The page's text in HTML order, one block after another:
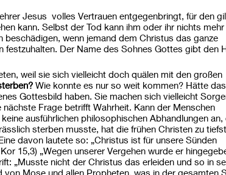
Jesus volles Vertrauen entgegenbringt, für den
kann. Selbst der Tod kann ihm oder ihr nichts mehr
beschädigen, wenn jemand dem Christus das ganze
Der Name des Sohnes Gottes gibt den
weil sie sich vielleicht doch quälen mit den großen
Wie konnte es nur so weit kommen? Hätte
Gottesbild haben. Sie machen sich vielleicht
Frage betrifft Wahrheit. Kann der Menschen
ausführlichen philosophischen Abhandlungen an,
sterben musste, hat die frühen Christen zu tiefst
davon lautete so: „Christus ist für unsere Sünden
15,3) „Wegen unserer Vergehen wurde er
„Musste nicht der Christus das erleiden und so in
Mose und allen Propheten, was in der gesamten